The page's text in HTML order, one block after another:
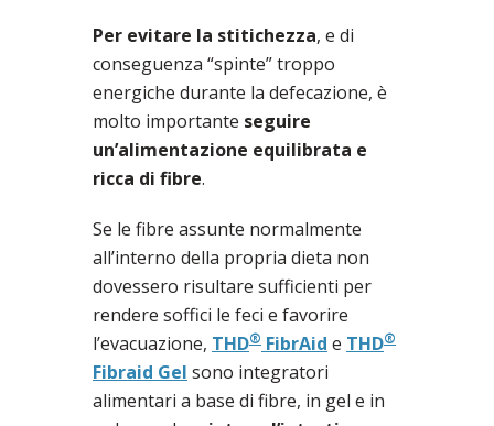
Per evitare la stitichezza, e di
conseguenza “spinte” troppo
energiche durante la defecazione, è
molto importante seguire
un’alimentazione equilibrata e
ricca di fibre.
Se le fibre assunte normalmente
all’interno della propria dieta non
dovessero risultare sufficienti per
rendere soffici le feci e favorire
l’evacuazione, THD® FibrAid e THD®
Fibraid Gel sono integratori
alimentari a base di fibre, in gel e in